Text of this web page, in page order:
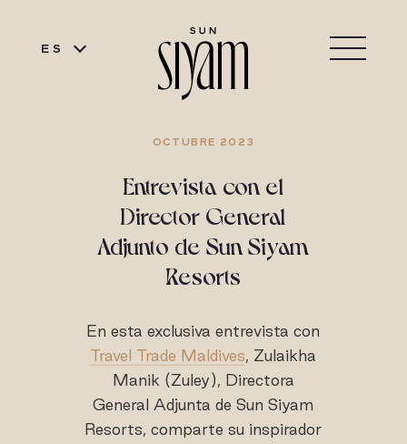
ES
OCTUBRE 2023
Entrevista con el
Director General
Adjunto de Sun Siyam
Resorts
En esta exclusiva entrevista con
Travel Trade Maldives, Zulaikha
Manik (Zuley), Directora
General Adjunta de Sun Siyam
Resorts, comparte su inspirador